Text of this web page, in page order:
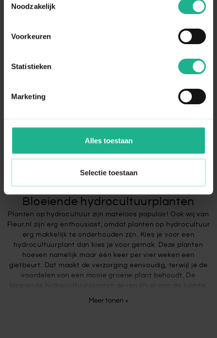
decookieverklaring op onze website.
Noodzakelijk
Voorkeuren
Statistieken
Marketing
Alles toestaan
Selectie toestaan
Anthurium Sierra White
50 cm v.a. € 15,95
8producten
Bloeiende hydrocultuurplanten
Planten op hydrocultuur zijn mateloos populair! Ook wij van
Fleur.nl zijn erg enthousiast, omdat planten op hydrocultuur
erg makkelijk te onderhouden zijn. Kies je voor een
hydrocultuurplant dan kies je voor gemak. Deze planten
hoeven namelijk maar één keer per vier weken een
gietbeurt. Dat maakt de verzorging eenvoudig, terwijl je de
voordelen van een mooie groene plant behoudt. De
bloeiende hydrocultuurplanten geven sfeer aan de ruimte,
Meer tonen +